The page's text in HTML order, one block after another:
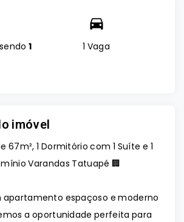
1
1 Vaga
imóvel
1 Dormitório com 1 Suíte e 1
Varandas Tatuapé 🏢
apartamento espaçoso e moderno
a oportunidade perfeita para